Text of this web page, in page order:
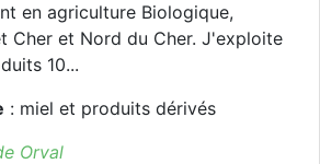
en agriculture Biologique,
Cher et Nord du Cher. J'exploite
10...
: miel et produits dérivés
Orval